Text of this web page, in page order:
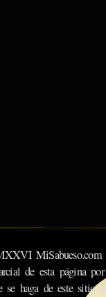
de esta página
se haga de este sitio